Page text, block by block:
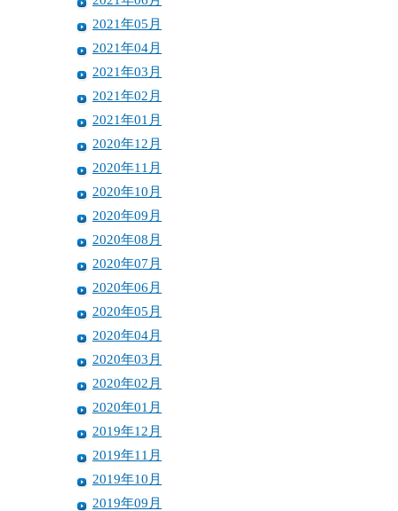
2021年05月
2021年04月
2021年03月
2021年02月
2021年01月
2020年12月
2020年11月
2020年10月
2020年09月
2020年08月
2020年07月
2020年06月
2020年05月
2020年04月
2020年03月
2020年02月
2020年01月
2019年12月
2019年11月
2019年10月
2019年09月